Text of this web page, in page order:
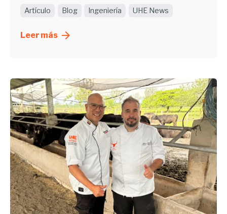
Artículo Blog Ingeniería UHE News
Leer más